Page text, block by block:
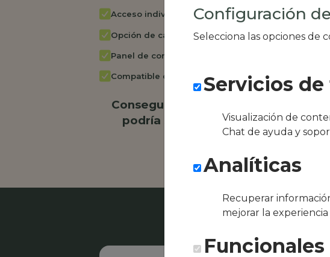
Acceso individual empleados
Opción de catering
Panel de control RR.HH
Compatible con equipos híbridos
Conseguimos la oferta local de tu
podría ser Restaurante Parrilla
Restaurante Sorrento
Configuración
Selecciona las opciones de
Servicios
Visualización de
Chat de ayuda y
Analíticas
Recuperar
mejorar la